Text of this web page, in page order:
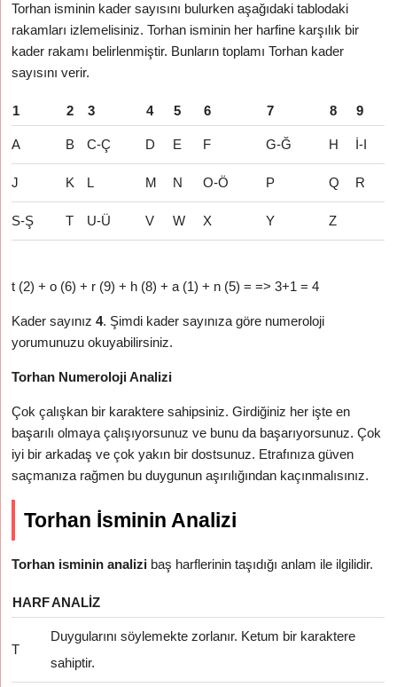
Torhan isminin kader sayısını bulurken aşağıdaki tablodaki
rakamları izlemelisiniz. Torhan isminin her harfine karşılık bir
kader rakamı belirlenmiştir. Bunların toplamı Torhan kader
sayısını verir.
1 2 3 4 5 6 7 8 9
A B C-Ç D E F G-Ğ H İ-I
J K L M N O-Ö P Q R
S-Ş T U-Ü V W X Y Z
t (2) + o (6) + r (9) + h (8) + a (1) + n (5) = => 3+1 = 4
Kader sayınız4. Şimdi kader sayınıza göre numeroloji
yorumunuzu okuyabilirsiniz.
Torhan Numeroloji Analizi
Çok çalışkan bir karaktere sahipsiniz. Girdiğiniz her işte en
başarılı olmaya çalışıyorsunuz ve bunu da başarıyorsunuz. Çok
iyi bir arkadaş ve çok yakın bir dostsunuz. Etrafınıza güven
saçmanıza rağmen bu duygunun aşırılığından kaçınmalısınız.
Torhan İsminin Analizi
Torhan isminin analizi baş harflerinin taşıdığı anlam ile ilgilidir.
HARFANALIZ
T
Duygularını söylemekte zorlanır. Ketum bir karaktere
sahiptir.